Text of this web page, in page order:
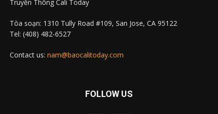
Truyền Thông Cali Today
Tòa soạn: 1310 Tully Road #109, San Jose, CA 95122
Tel: (408) 482-6527
Contact us: nam@baocalitoday.com
FOLLOW US